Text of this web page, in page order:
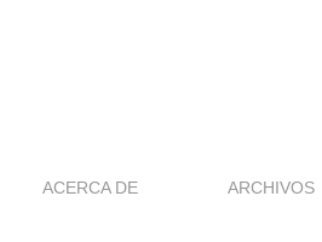
ACERCA DE ARCHIVOS